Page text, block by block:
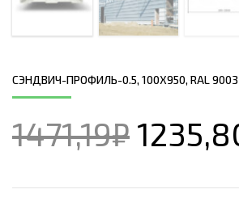
СЭНДВИЧ-ПРОФИЛЬ-0.5, 100Х950, RAL 9003
1471,19₽